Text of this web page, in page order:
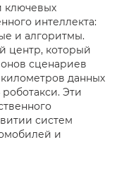
ключевых
интеллекта:
и алгоритмы.
центр, который
сценариев
данных
Эти
систем
и